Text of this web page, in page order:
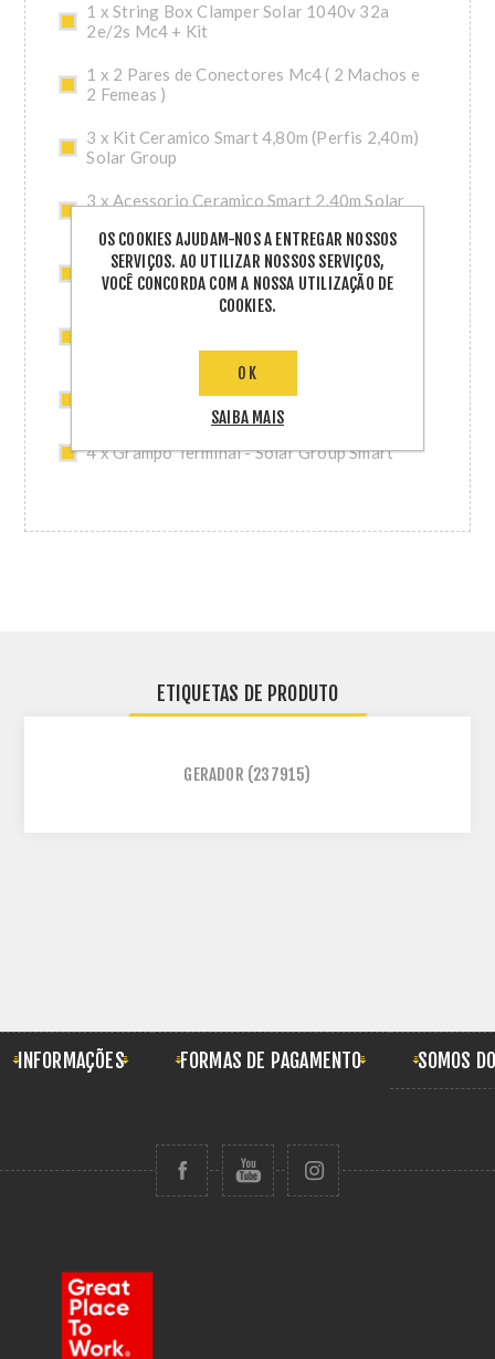
1 x String Box Clamper Solar 1040v 32a
2e/2s Mc4 + Kit
1 x 2 Pares de Conectores Mc4 ( 2 Machos e
2 Femeas )
3 x Kit Ceramico Smart 4,80m (Perfis 2,40m)
Solar Group
3 x Acessorio Ceramico Smart 2,40m Solar
1 x Cabo 1x6mm2 1.8kv Cc Nbr 16 Preto Pc
Bobina 100m
Pc Bobina 100m
4 x Grampo Terminal - Solar Group Smart
ETIQUETAS DE PRODUTO
GERADOR (237915)
INFORMAÇÕES FORMAS DE PAGAMENTO SOMOS
OS COOKIES AJUDAM-NOS A ENTREGAR NOSSOS
SERVIÇOS. AO UTILIZAR NOSSOS SERVIÇOS,
VOCÊ CONCORDA COM A NOSSA UTILIZAÇÃO DE
COOKIES.
OK
SAIBA MAIS